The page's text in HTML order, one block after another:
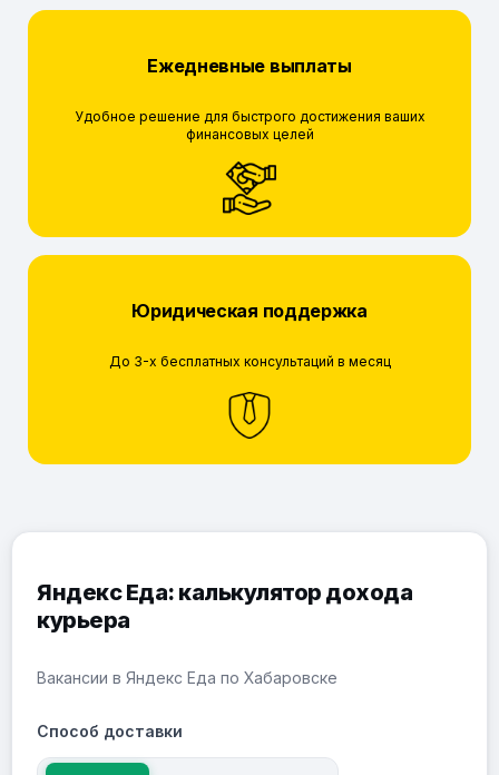
Ежедневные выплаты
Удобное решение для быстрого достижения ваших
финансовых целей
Юридическая поддержка
До 3-х бесплатных консультаций в месяц
Яндекс Еда: калькулятор дохода
курьера
Вакансии в Яндекс Еда по Хабаровске
Способ доставки